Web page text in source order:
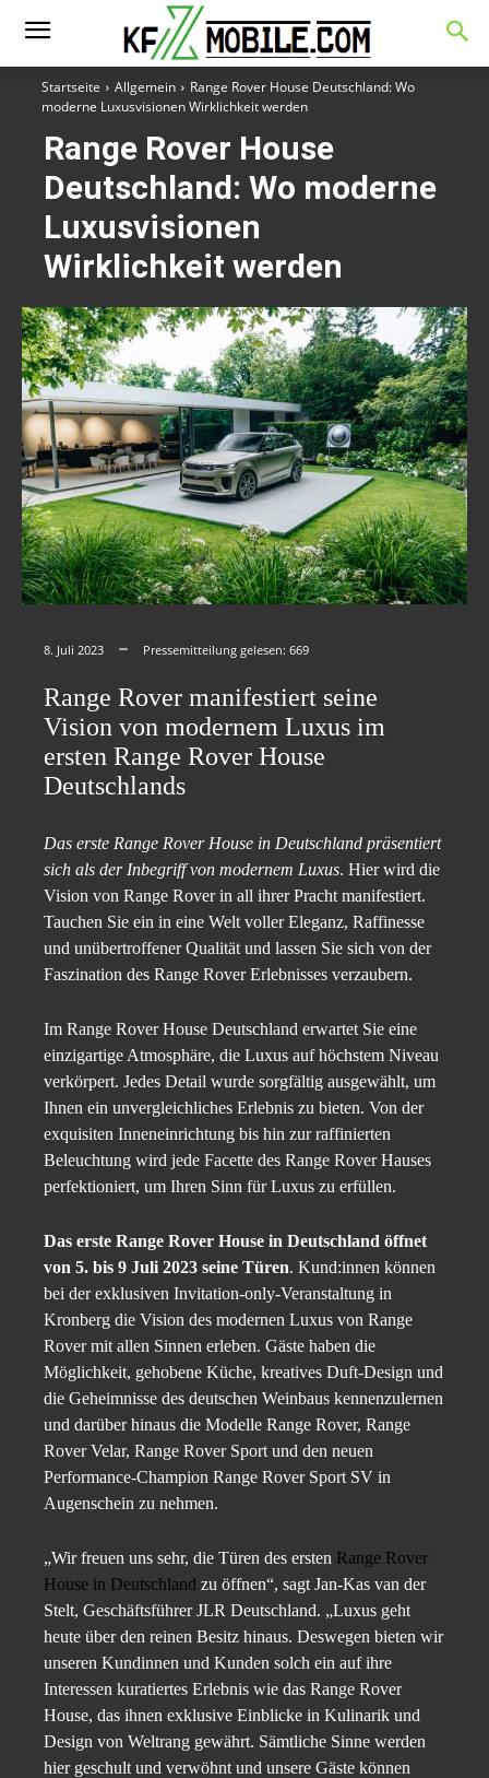
Startseite Allgemein
Range Rover House Deutschland: Wo
moderne Luxusvisionen Wirklichkeit werden
Range Rover House
Deutschland: Wo moderne
Luxusvisionen
Wirklichkeit werden
8. Juli 2023 Pressemitteilung gelesen: 669
Range Rover manifestiert seine
Vision von modernem Luxus im
ersten Range Rover House
Deutschlands
Das erste Range Rover House in Deutschland präsentiert
sich als der Inbegriff von modernem Luxus. Hier wird die
Vision von Range Rover in all ihrer Pracht manifestiert.
Tauchen Sie ein in eine Welt voller Eleganz, Raffinesse
und unübertroffener Qualität und lassen Sie sich von der
Faszination des Range Rover Erlebnisses verzaubern.
Im Range Rover House Deutschland erwartet Sie eine
einzigartige Atmosphäre, die Luxus auf höchstem Niveau
verkörpert. Jedes Detail wurde sorgfältig ausgewählt, um
Ihnen ein unvergleichliches Erlebnis zu bieten. Von der
exquisiten Inneneinrichtung bis hin zur raffinierten
Beleuchtung wird jede Facette des Range Rover Hauses
perfektioniert, um Ihren Sinn für Luxus zu erfüllen.
Das erste Range Rover House in Deutschland öffnet
von 5. bis 9 Juli 2023 seine Türen. Kund:innen können
bei der exklusiven Invitation-only-Veranstaltung in
Kronberg die Vision des modernen Luxus von Range
Rover mit allen Sinnen erleben. Gäste haben die
Möglichkeit, gehobene Küche, kreatives Duft-Design und
die Geheimnisse des deutschen Weinbaus kennenzulernen
und darüber hinaus die Modelle Range Rover, Range
Rover Velar, Range Rover Sport und den neuen
Performance-Champion Range Rover Sport SV in
Augenschein zu nehmen.
„Wir freuen uns sehr, die Türen des ersten Range Rover
House in Deutschland zu öffnen“, sagt Jan-Kas van der
Stelt, Geschäftsführer JLR Deutschland. „Luxus geht
heute über den reinen Besitz hinaus. Deswegen bieten wir
unseren Kundinnen und Kunden solch ein auf ihre
Interessen kuratiertes Erlebnis wie das Range Rover
House, das ihnen exklusive Einblicke in Kulinarik und
Design von Weltrang gewährt. Sämtliche Sinne werden
hier geschult und verwöhnt und unsere Gäste können